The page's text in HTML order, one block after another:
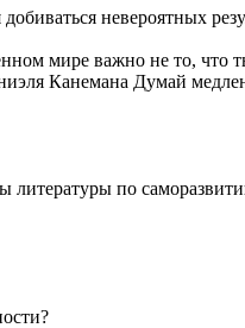
невероятных
мире важно не то, что
Канемана Думай
литературы по